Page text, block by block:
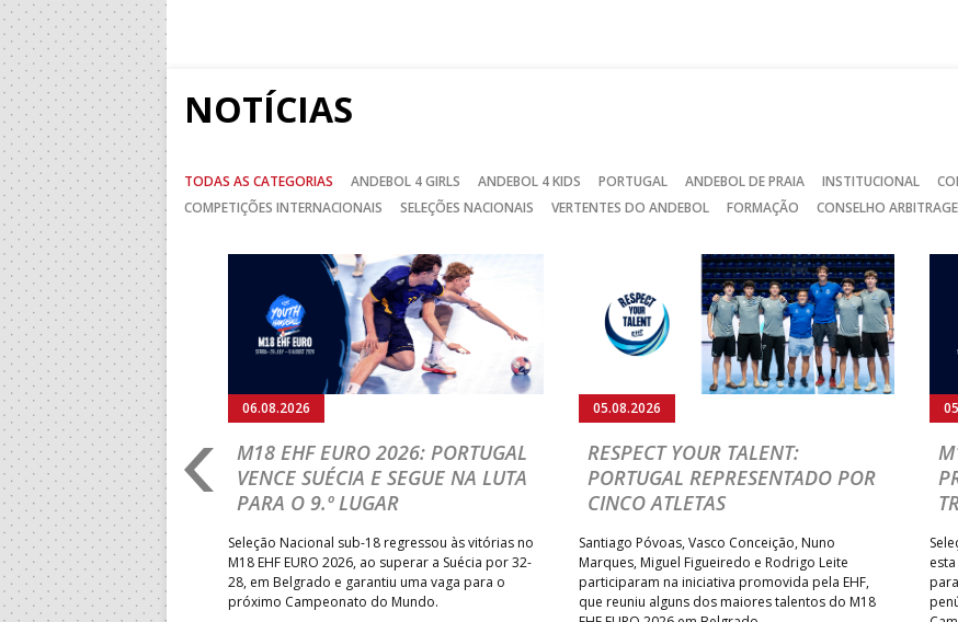
NOTÍCIAS
TODAS AS CATEGORIAS ANDEBOL 4 GIRLS ANDEBOL 4 KIDS PORTUGAL ANDEBOL DE PRAIA INSTITUCIONAL
COMPETIÇÕES INTERNACIONAIS
SELEÇÕES NACIONAIS VERTENTES DO ANDEBOL FORMAÇÃO CONSELHO
CHAMPIONSHIP:
PARA A EQUIPA
o Brasil, em Ramnicu
apuramento dos lugares 17
confortável das jogadoras
06.08.2026
M18 EHF EURO 2026: PORTUGAL
VENCE SUÉCIA E SEGUE NA LUTA
PARA O 9.º LUGAR
Seleção Nacional sub-18 regressou às vitórias no
M18 EHF EURO 2026, ao superar a Suécia por 32-
28, em Belgrado e garantiu uma vaga para o
próximo Campeonato do Mundo.
05.08.2026
RESPECT YOUR TALENT:
PORTUGAL REPRESENTADO POR
CINCO ATLETAS
Santiago Póvoas, Vasco Conceição, Nuno
Marques, Miguel Figueiredo e Rodrigo Leite
participaram na iniciativa promovida pela EHF,
que reuniu alguns dos maiores talentos do M18